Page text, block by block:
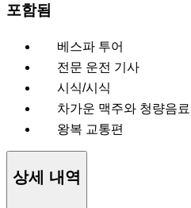
포함됨
베스파 투어
전문 운전 기사
시식/시식
차가운 맥주와 청량음료
왕복 교통편
상세 내역